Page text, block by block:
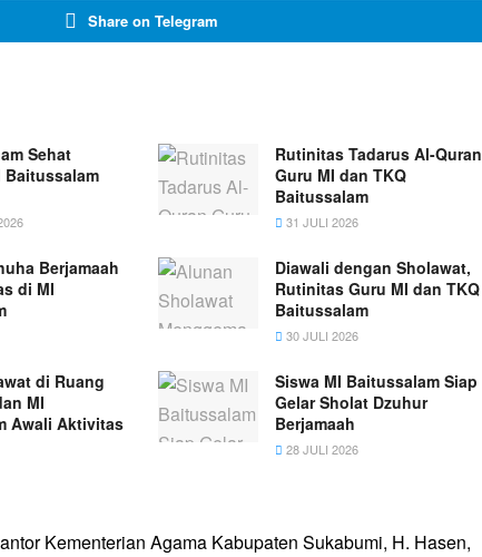
Share on Telegram
Sehat
Baitussalam
Rutinitas Tadarus Al-Quran
Guru MI dan TKQ
Baitussalam
31 JULI 2026
Berjamaah
di MI
Diawali dengan Sholawat,
Rutinitas Guru MI dan TKQ
Baitussalam
30 JULI 2026
di Ruang
MI
Awali Aktivitas
Siswa MI Baitussalam Siap
Gelar Sholat Dzuhur
Berjamaah
28 JULI 2026
Kementerian Agama Kabupaten Sukabumi, H. Hasen,